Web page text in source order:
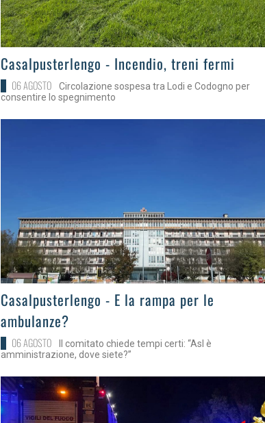
>
Casalpusterlengo - Incendio, treni fermi
06 AGOSTO
Circolazione sospesa tra Lodi e Codogno per
consentire lo spegnimento
>
Casalpusterlengo - E la rampa per le
ambulanze?
06 AGOSTO
Il comitato chiede tempi certi: “Asl è
amministrazione, dove siete?”